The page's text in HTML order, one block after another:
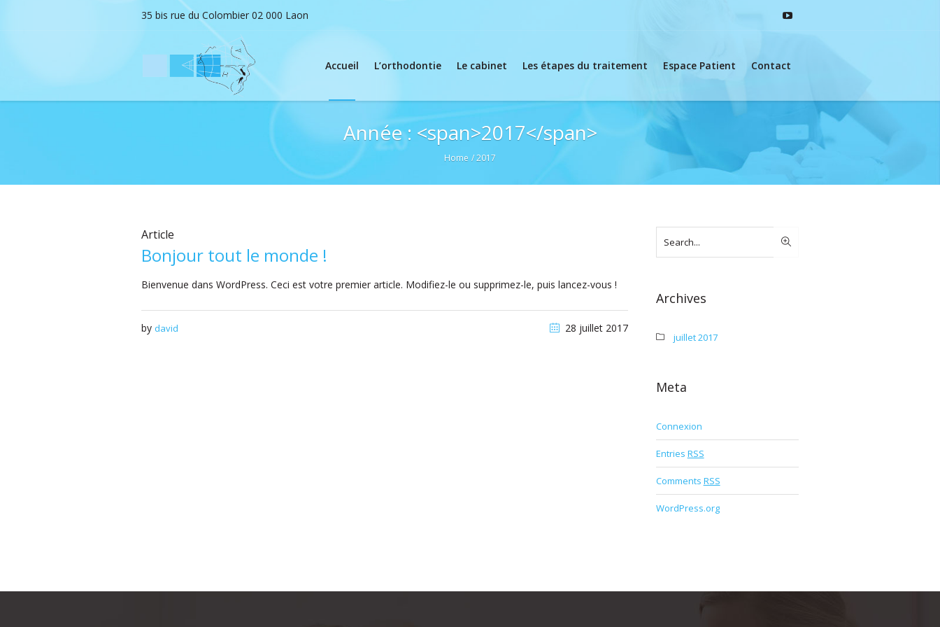
35 bis rue du Colombier 02 000 Laon
Accueil L’orthodontie Le cabinet Les étapes du traitement Espace Patient Contact
Année : <span>2017</span>
Home /2017
Article
Bonjour tout le monde !
Bienvenue dans WordPress. Ceci est votre premier article. Modifiez-le ou supprimez-le, puis lancez-vous !
28 juillet 2017
by david
Archives
juillet 2017
Meta
Connexion
Entries RSS
Comments RSS
WordPress.org